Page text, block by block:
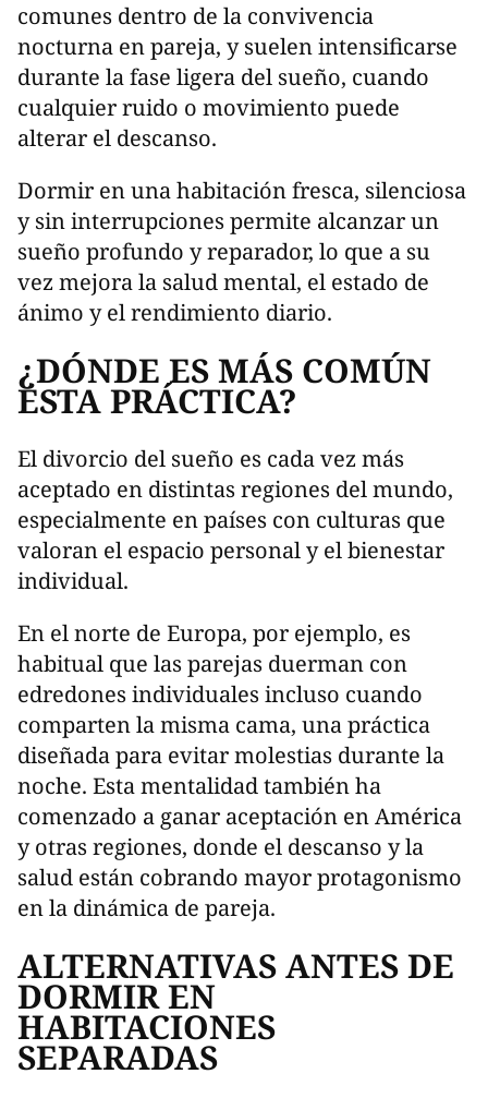
comunes dentro de la convivencia
nocturna en pareja, y suelen intensificarse
durante la fase ligera del sueño, cuando
cualquier ruido o movimiento puede
alterar el descanso.
Dormir en una habitación fresca, silenciosa
y sin interrupciones permite alcanzar un
sueño profundo y reparador, lo que a su
vez mejora la salud mental, el estado de
ánimo y el rendimiento diario.
¿DÓNDE ES MÁS COMÚN
ESTA PRÁCTICA?
El divorcio del sueño es cada vez más
aceptado en distintas regiones del mundo,
especialmente en países con culturas que
valoran el espacio personal y el bienestar
individual.
En el norte de Europa, por ejemplo, es
habitual que las parejas duerman con
edredones individuales incluso cuando
comparten la misma cama, una práctica
diseñada para evitar molestias durante la
noche. Esta mentalidad también ha
comenzado a ganar aceptación en América
y otras regiones, donde el descanso y la
salud están cobrando mayor protagonismo
en la dinámica de pareja.
ALTERNATIVAS ANTES DE
DORMIR EN
HABITACIONES
SEPARADAS